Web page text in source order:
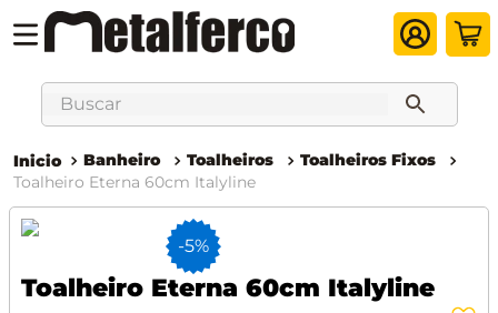
Buscar
Banheiro Toalheiros
Toalheiros Fixos
Toalheiro Eterna 60cm Italyline
-5%
Toalheiro Eterna 60cm Italyline